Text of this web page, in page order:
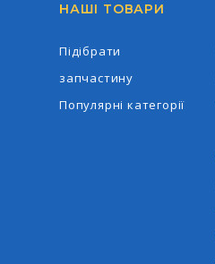
НАШІ ТОВАРИ
Підібрати
запчастину
Популярні категорії